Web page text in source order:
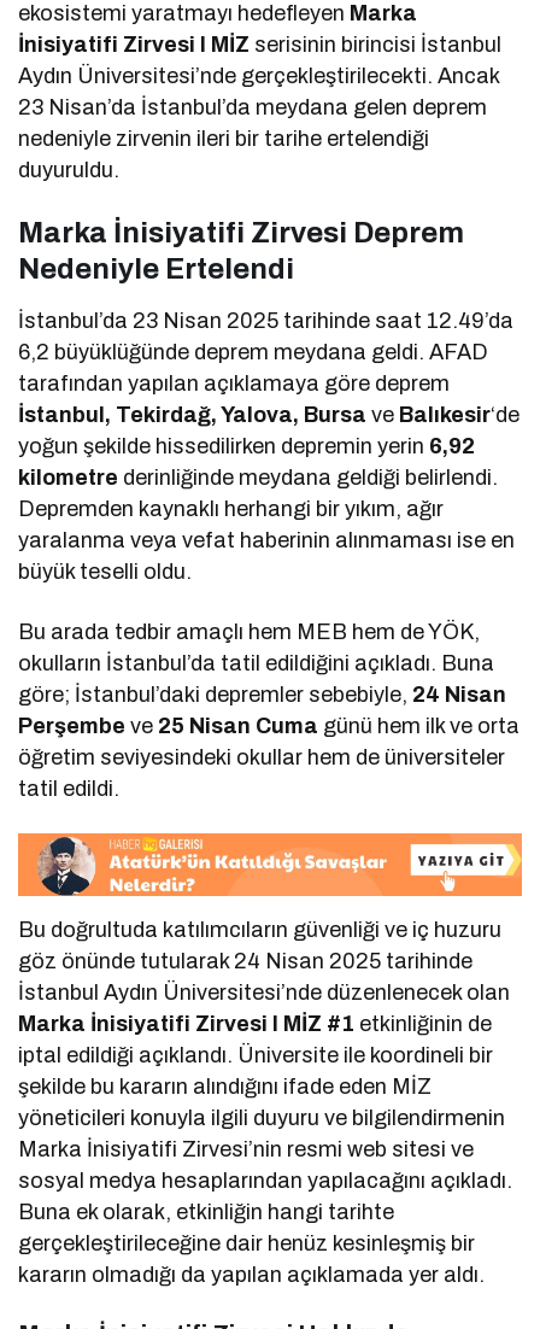
ekosistemi yaratmayı hedefleyen Marka
İnisiyatifi Zirvesi I MİZ serisinin birincisi İstanbul
Aydın Üniversitesi’nde gerçekleştirilecekti. Ancak
23 Nisan’da İstanbul’da meydana gelen deprem
nedeniyle zirvenin ileri bir tarihe ertelendiği
duyuruldu.
Marka İnisiyatifi Zirvesi Deprem
Nedeniyle Ertelendi
İstanbul’da 23 Nisan 2025 tarihinde saat 12.49’da
6,2 büyüklüğünde deprem meydana geldi. AFAD
tarafından yapılan açıklamaya göre deprem
İstanbul, Tekirdağ, Yalova, Bursa ve Balıkesir‘de
yoğun şekilde hissedilirken depremin yerin 6,92
kilometre derinliğinde meydana geldiği belirlendi.
Depremden kaynaklı herhangi bir yıkım, ağır
yaralanma veya vefat haberinin alınmaması ise en
büyük teselli oldu.
Bu arada tedbir amaçlı hem MEB hem de YÖK,
okulların İstanbul’da tatil edildiğini açıkladı. Buna
göre; İstanbul’daki depremler sebebiyle, 24 Nisan
Perşembeve 25 Nisan Cuma günü hem ilk ve orta
öğretim seviyesindeki okullar hem de üniversiteler
tatil edildi.
Bu doğrultuda katılımcıların güvenliği ve iç huzuru
göz önünde tutularak 24 Nisan 2025 tarihinde
İstanbul Aydın Üniversitesi’nde düzenlenecek olan
Marka İnisiyatifi Zirvesi I MİZ #1 etkinliğinin de
iptal edildiği açıklandı. Üniversite ile koordineli bir
şekilde bu kararın alındığını ifade eden MİZ
yöneticileri konuyla ilgili duyuru ve bilgilendirmenin
Marka İnisiyatifi Zirvesi’nin resmi web sitesi ve
sosyal medya hesaplarından yapılacağını açıkladı.
Buna ek olarak, etkinliğin hangi tarihte
gerçekleştirileceğine dair henüz kesinleşmiş bir
kararın olmadığı da yapılan açıklamada yer aldı.